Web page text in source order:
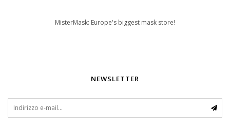
MisterMask: Europe's biggest mask store!
NEWSLETTER